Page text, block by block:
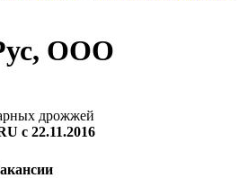
ООО
дрожжей
с 22.11.2016